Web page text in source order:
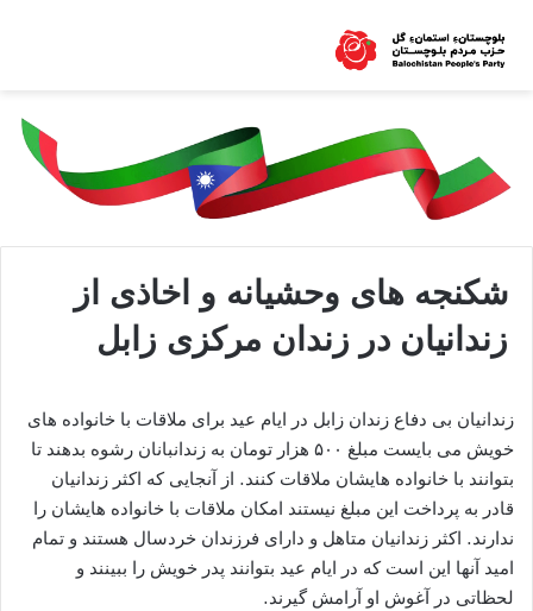
شکنجه های وحشیانه و اخاذی از
زندانیان در زندان مرکزی زابل
زندانیان بی دفاع زندان زابل در ایام عید برای ملاقات با خانواده های
خویش می بایست مبلغ ۵۰۰ هزار تومان به زندانبانان رشوه بدهند تا
بتوانند با خانواده هایشان ملاقات کنند. از آنجایی که اکثر زندانیان
قادر به پرداخت این مبلغ نیستند امکان ملاقات با خانواده هایشان را
ندارند. اکثر زندانیان متاهل و دارای فرزندان خردسال هستند و تمام
امید آنها این است که در ایام عید بتوانند پدر خویش را ببینند و
لحظاتی در آغوش او آرامش گیرند.